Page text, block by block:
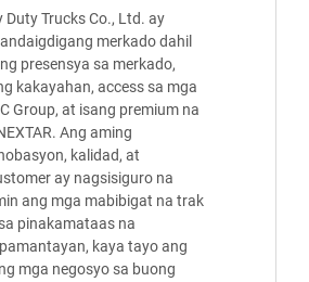
Duty Trucks Co., Ltd. ay
merkado dahil
presensya sa merkado,
kakayahan, access sa mga
Group, at isang premium na
Ang aming
kalidad, at
ay nagsisiguro na
ang mga mabibigat na trak
pinakamataas na
kaya tayo ang
mga negosyo sa buong